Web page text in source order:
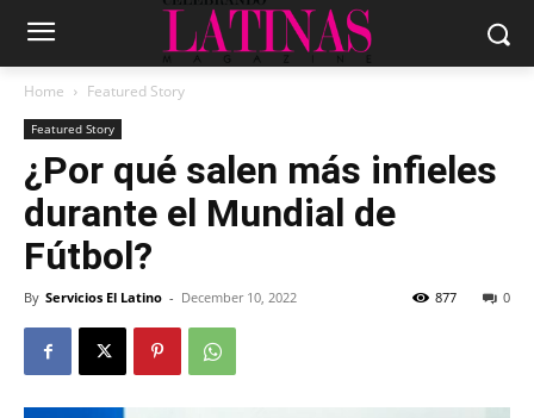
Home Featured Story
Featured Story
¿Por qué salen más infieles
durante el Mundial de
Fútbol?
By Servicios El Latino - December 10, 2022 0
877